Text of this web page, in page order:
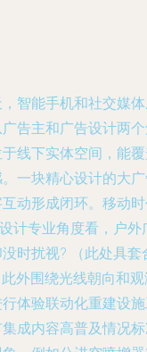
智能手机和社交媒
告主和广告设计两
线下实体空间，能
一块精心设计的大
动形成闭环。移动
计专业角度看，户
时扰视? （此处具
外围绕光线朝向和
体验联动化重建设
成内容高普及情况